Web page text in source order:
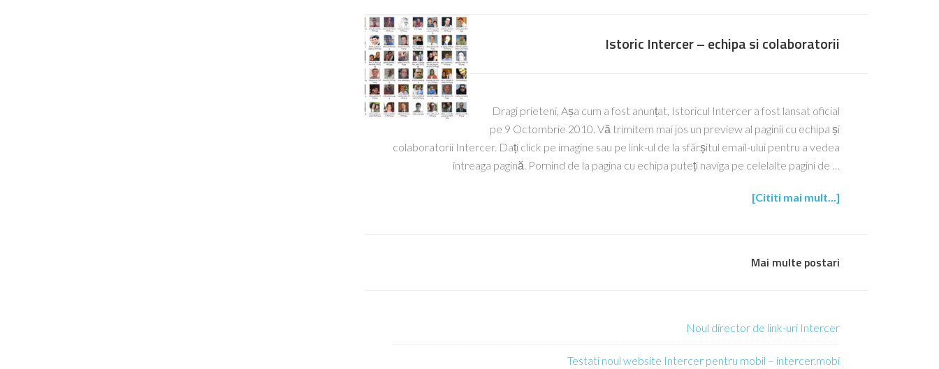
Istoric Intercer – echipa si colaboratorii
Dragi prieteni, Așa cum a fost anunțat, Istoricul Intercer a fost lansat oficial
pe 9 Octombrie 2010. Vă trimitem mai jos un preview al paginii cu echipa și
colaboratorii Intercer. Dați click pe imagine sau pe link-ul de la sfârșitul email-ului pentru a vedea
întreaga pagină. Pornind de la pagina cu echipa puteți naviga pe celelalte pagini de …
[Cititi mai mult...]
Mai multe postari
Noul director de link-uri Intercer
Testati noul website Intercer pentru mobil – intercer.mobi